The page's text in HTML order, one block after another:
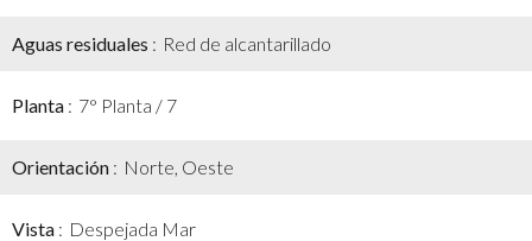
Aguas residuales Red de alcantarillado
Planta 7° Planta / 7
Orientación Norte, Oeste
Vista Despejada Mar